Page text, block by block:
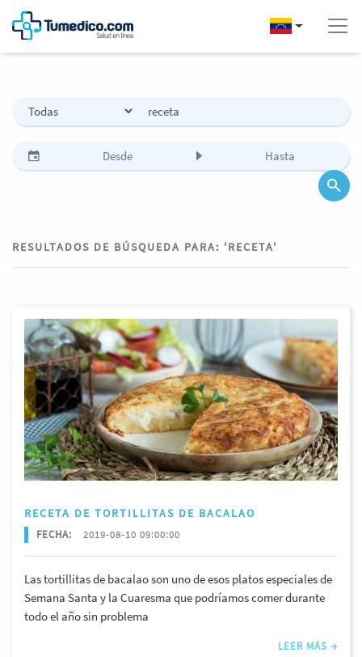
RESULTADOS DE BÚSQUEDA PARA: 'RECETA'
RECETA DE TORTILLITAS DE BACALAO
FECHA: 2019-08-10 09:00:00
Las tortillitas de bacalao son uno de esos platos especiales de
Semana Santa y la Cuaresma que podríamos comer durante
todo el año sin problema
LEER MÁS →